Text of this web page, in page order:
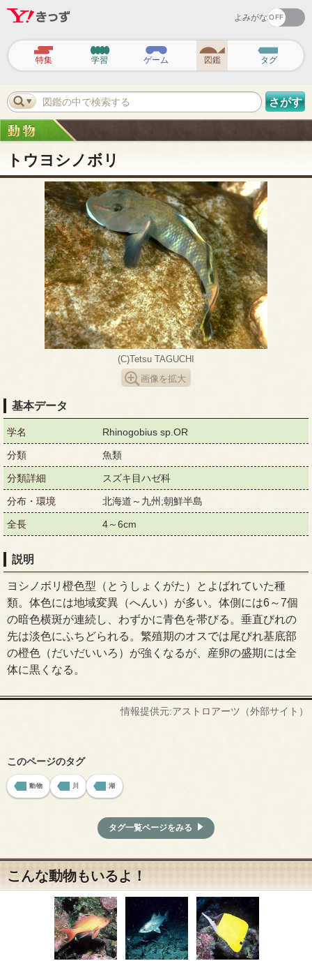
よみがな
ビ
ゲ
ー
シ
ョ
特集 学習 ゲーム 図鑑 タグ
図鑑の中で検索する さがす
トウヨシノボリ
(C)Tetsu TAGUCHI
画像を拡大
基本データ
学名 Rhinogobius sp.OR
分類 魚類
分類詳細 スズキ目ハゼ科
分布・環境 北海道～九州;朝鮮半島
全長 4～6cm
説明
ヨシノボリ橙色型（とうしょくがた）とよばれていた種
類。体色には地域変異（へんい）が多い。体側には6～7個
の暗色横斑が連続し、わずかに青色を帯びる。垂直びれの
先は淡色にふちどられる。繁殖期のオスでは尾びれ基底部
の橙色（だいだいいろ）が強くなるが、産卵の盛期には全
体に黒くなる。
情報提供元:アストロアーツ （外部サイト）
このページのタグ
動物 川 湖
タグ一覧ページをみる
こんな動物もいるよ！